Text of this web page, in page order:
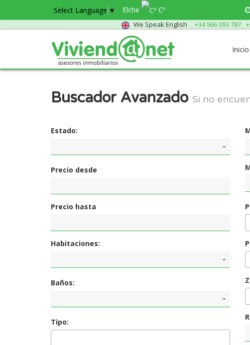
Select Language ▼ Elche Cº
We Speak English +34 966 093 787
Inicio
Buscador Avanzado Si no
Estado:
Precio desde
Precio hasta
Habitaciones:
Baños:
Tipo: